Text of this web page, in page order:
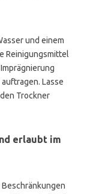
und einem
Reinigungsmittel
Lasse
Trockner
erlaubt im